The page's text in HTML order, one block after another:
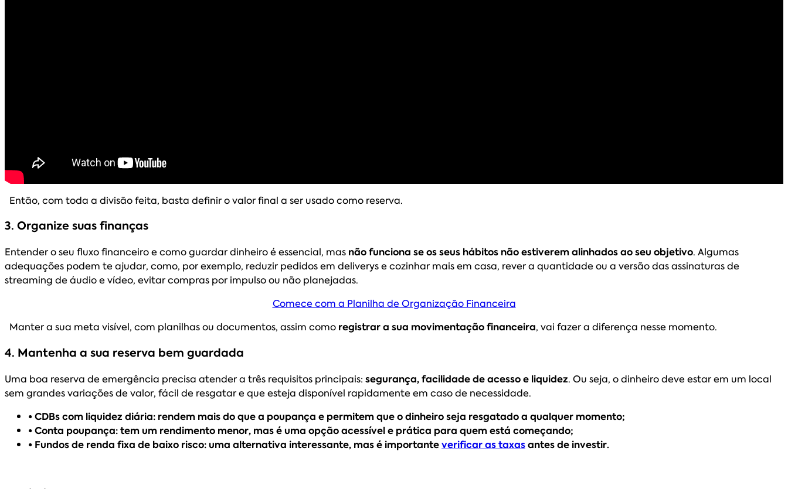
Então, com toda a divisão feita, basta definir o valor final a ser usado como reserva.
3. Organize suas finanças
Entender o seu fluxo financeiro e como guardar dinheiro é essencial, mas não funciona se os seus hábitos não estiverem alinhados ao seu objetivo. Algumas
adequações podem te ajudar, como, por exemplo, reduzir pedidos em deliverys e cozinhar mais em casa, rever a quantidade ou a versão das assinaturas de
streaming de áudio e vídeo, evitar compras por impulso ou não planejadas.
Comece com a Planilha de Organização Financeira
Manter a sua meta visível, com planilhas ou documentos, assim como registrar a sua movimentação financeira, vai fazer a diferença nesse momento.
4. Mantenha a sua reserva bem guardada
Uma boa reserva de emergência precisa atender a três requisitos principais: segurança, facilidade de acesso e liquidez. Ou seja, o dinheiro deve estar em um local
sem grandes variações de valor, fácil de resgatar e que esteja disponível rapidamente em caso de necessidade.
• CDBs com liquidez diária: rendem mais do que a poupança e permitem que o dinheiro seja resgatado a qualquer momento;
• Conta poupança: tem um rendimento menor, mas é uma opção acessível e prática para quem está começando;
• Fundos de renda fixa de baixo risco: uma alternativa interessante, mas é importanteverificar as taxasantes de investir.